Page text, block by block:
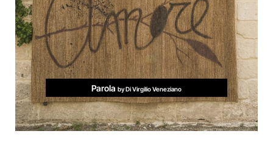
Parola by Di Virgilio Veneziano